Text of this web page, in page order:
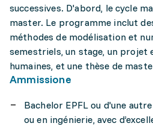
successives. D'abord, le cycle
master. Le programme inclut
méthodes de modélisation et
semestriels, un stage, un projet
humaines, et une thèse de
Ammissione
Bachelor EPFL ou d'une
ou en ingénierie, avec